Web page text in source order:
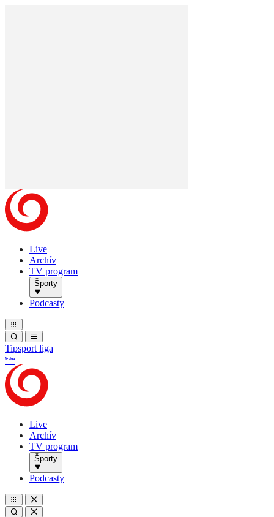
Live
Archív
TV program
Športy
Podcasty
Tipsport liga
Live
Archív
TV program
Športy
Podcasty